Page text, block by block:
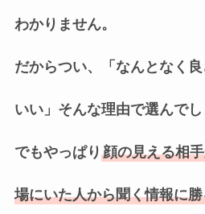
わかりません。
だからつい、「なんとなく
いい」そんな理由で選んでし
でもやっぱり 顔の見える相
場にいた人から聞く情報に